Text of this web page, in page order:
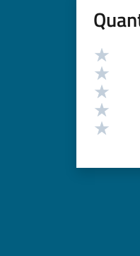
Valutazione